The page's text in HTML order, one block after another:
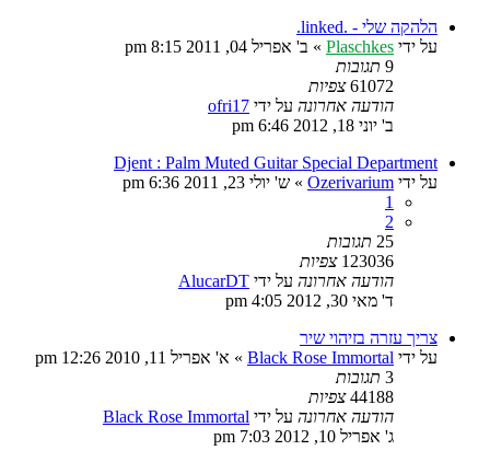
הלהקה שלי - .linked.
על ידי Plaschkes
» ב' אפריל 04, 2011 8:15 pm
9 תגובות
61072 צפיות
הודעה אחרונה על ידי ofri17
ב' יוני 18, 2012 6:46 pm
Djent : Palm Muted Guitar Special Department
על ידי Ozerivarium
» ש' יולי 23, 2011 6:36 pm
1
2
25 תגובות
123036 צפיות
הודעה אחרונה על ידי AlucarDT
ד' מאי 30, 2012 4:05 pm
צריך עזרה בזיהוי שיר
על ידי Black Rose Immortal
» א' אפריל 11, 2010 12:26 pm
3 תגובות
44188 צפיות
הודעה אחרונה על ידי Black Rose Immortal
ג' אפריל 10, 2012 7:03 pm